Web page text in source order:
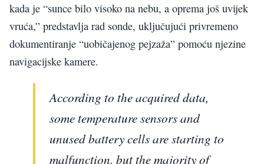
kada je “sunce bilo visoko na nebu, a oprema još uvijek
vruća,” predstavlja rad sonde, uključujući privremeno
dokumentiranje “uobičajenog pejzaža” pomoću njezine
navigacijske kamere.
According to the acquired data,
some temperature sensors and
unused battery cells are starting to
malfunction, but the majority of